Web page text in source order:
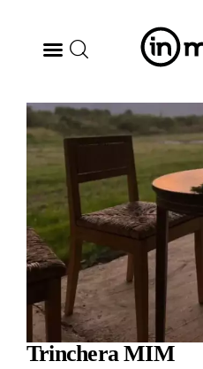
BODEGAS
GASTRONOMÍA
ARTE & CULTURA
MÚSICA
DÓNDE IR
TENDENCIAS
Trinchera MIM